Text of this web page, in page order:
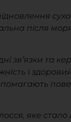
після
зв’язки та
і
яке